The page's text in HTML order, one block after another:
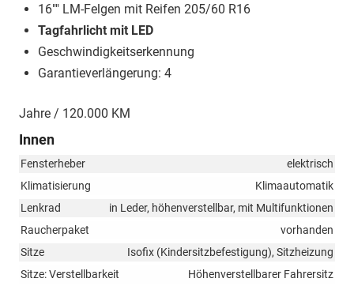
16"" LM-Felgen mit Reifen 205/60 R16
Tagfahrlicht mit LED
Geschwindigkeitserkennung
Garantieverlängerung: 4
Jahre / 120.000 KM
Innen
Fensterheber
elektrisch
Klimatisierung
Klimaautomatik
Lenkrad
in Leder, höhenverstellbar, mit Multifunktionen
Raucherpaket
vorhanden
Sitze
Isofix (Kindersitzbefestigung), Sitzheizung
Sitze: Verstellbarkeit
Höhenverstellbarer Fahrersitz